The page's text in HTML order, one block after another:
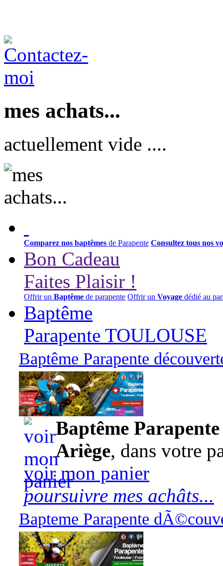
mes achats...
actuellement vide ....
Comparez nos baptêmes de Parapente Consultez tous nos
Bon Cadeau
Faites Plaisir !
Offrir un Baptême de parapente Offrir un Voyage dédié au
Baptême
Parapente TOULOUSE
Baptême Parapente
95,00 euros
Baptême
Ariège, dans votre
voir mon panier
poursuivre mes achâts...
Bapteme Parapente